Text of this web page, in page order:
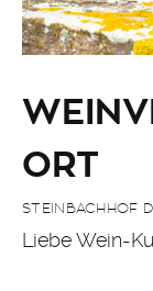
ORT
STEINBACHHOF
Liebe Wein-